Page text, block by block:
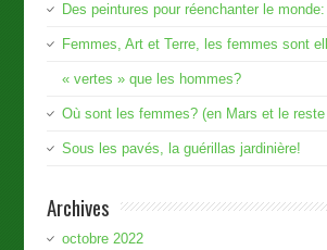
Des peintures pour réenchanter le
Femmes, Art et Terre, les femmes sont
« vertes » que les hommes?
Où sont les femmes? (en Mars et le reste
Sous les pavés, la guérillas jardinière!
Archives
octobre 2022